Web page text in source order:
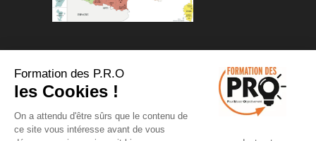
Copyrights 2025 ©Pour Réussir
Formation des P.R.O
les Cookies !
On a attendu d'être sûrs que le contenu de
ce site vous intéresse avant de vous